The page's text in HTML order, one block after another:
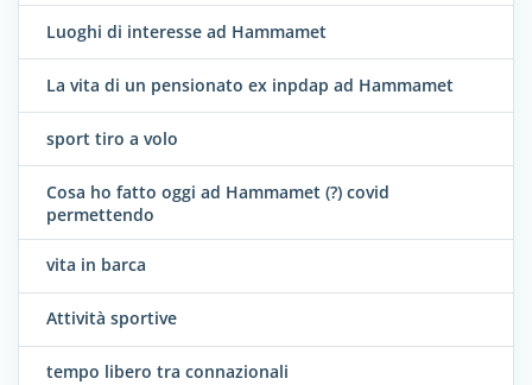
Luoghi di interesse ad Hammamet
La vita di un pensionato ex inpdap ad Hammamet
sport tiro a volo
Cosa ho fatto oggi ad Hammamet (?) covid
permettendo
vita in barca
Attività sportive
tempo libero tra connazionali